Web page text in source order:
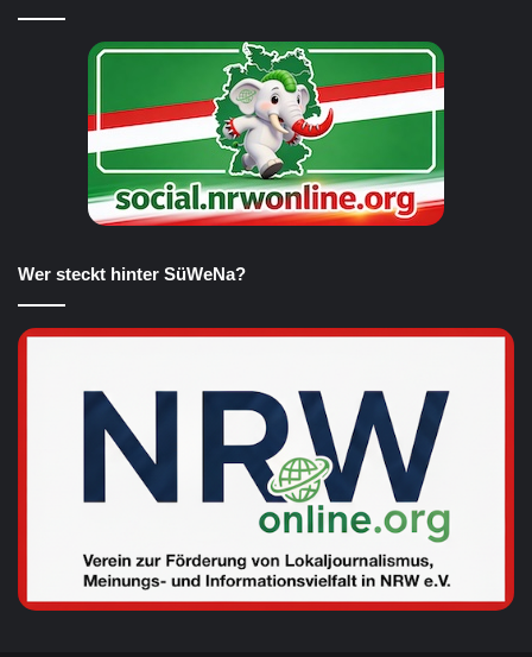
Wer steckt hinter SüWeNa?